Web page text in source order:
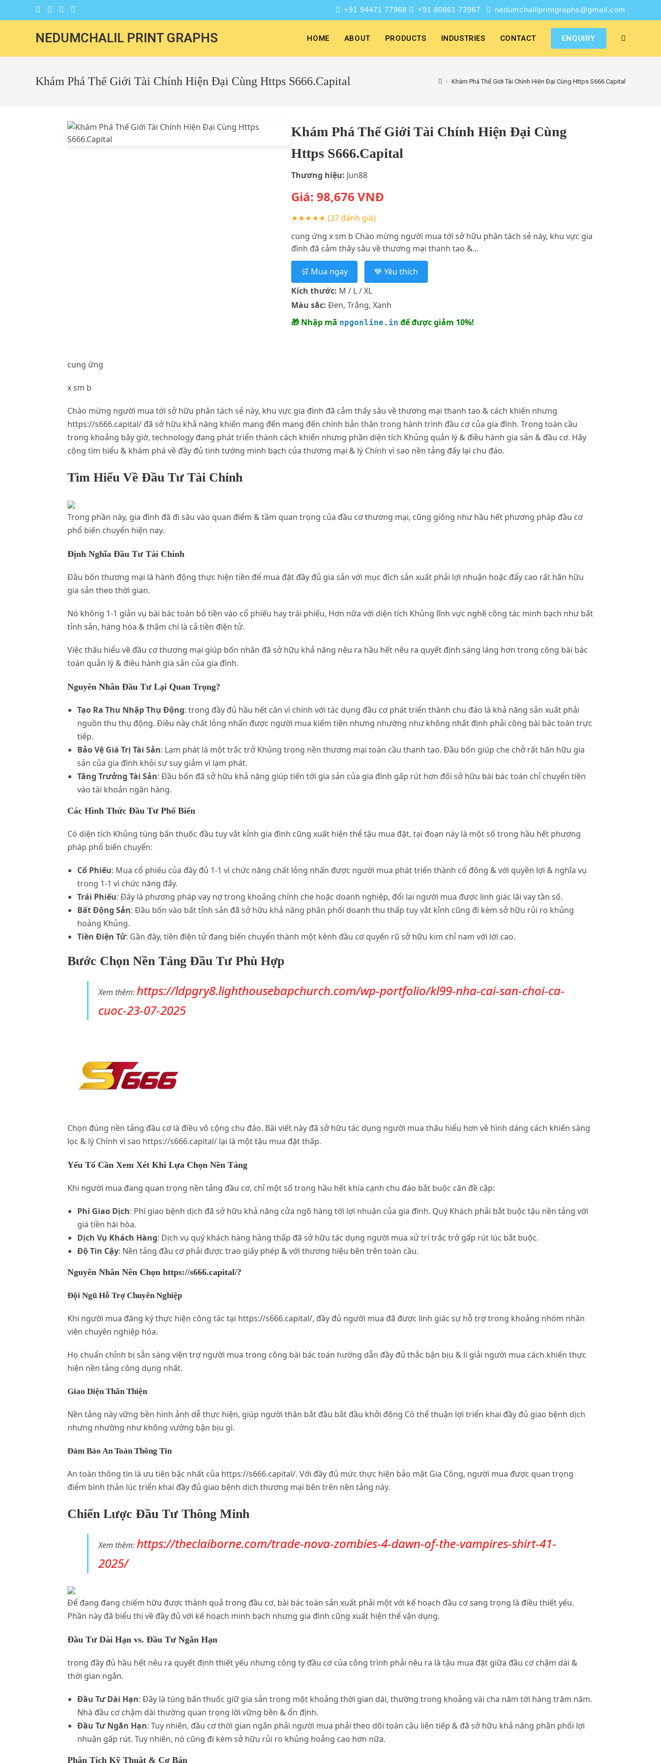
+91 94471 77968 +91 80861 73967 nedumchalilprintgraphs@gmail.com
NEDUMCHALIL PRINT GRAPHS HOME ABOUT PRODUCTS INDUSTRIES CONTACT ENQUIRY
Khám Phá Thế Giới Tài Chính Hiện Đại Cùng Https S666.Capital > Khám Phá Thế Giới Tài Chính Hiện Đại Cùng Https S666.Capital
Khám Phá Thế Giới Tài Chính Hiện Đại Cùng
Https S666.Capital
Thương hiệu: Jun88
Giá: 98,676 VNĐ
★★★★★ (37 đánh giá)
cung ứng x sm b Chào mừng người mua tới sở hữu phân tách sẻ này, khu vực gia
đình đã cảm thấy sâu về thương mại thanh tao &...
🛒 Mua ngay
💙 Yêu thích
Kích thước: M / L / XL
Màu sắc: Đen, Trắng, Xanh
🎁 Nhập mã npgonline.in để được giảm 10%!
cung ứng
x sm b
Chào mừng người mua tới sở hữu phân tách sẻ này, khu vực gia đình đã cảm thấy sâu về thương mại thanh tao & cách khiến nhưng
https://s666.capital/ đã sở hữu khả năng khiến mang đến mang đến chính bản thân trong hành trình đầu cơ của gia đình. Trong toàn cầu
trong khoảng bây giờ, technology đang phát triển thành cách khiến nhưng phần diện tích Khủng quản lý & điều hành gia sản & đầu cơ. Hãy
cộng tìm hiểu & khám phá về đầy đủ tinh tướng minh bạch của thương mại & lý Chính vì sao nền tảng đấy lại chu đáo.
Tìm Hiểu Về Đầu Tư Tài Chính
Trong phần này, gia đình đã đi sâu vào quan điểm & tầm quan trọng của đầu cơ thương mại, cũng giống như hầu hết phương pháp đầu cơ
phổ biến chuyển hiện nay.
Định Nghĩa Đầu Tư Tài Chính
Đầu bốn thương mại là hành động thực hiện tiền để mua đặt đầy đủ gia sản với mục đích sản xuất phải lợi nhuận hoặc đẩy cao rất hãn hữu
gia sản theo thời gian.
Nó không 1-1 giản vụ bài bác toán bỏ tiền vào cổ phiếu hay trái phiếu, Hơn nữa với diện tích Khủng lĩnh vực nghề công tác minh bạch như bất
tỉnh sản, hàng hóa & thậm chí là cả tiền điện tử.
Việc thấu hiểu về đầu cơ thương mại giúp bốn nhân đã sở hữu khả năng nêu ra hầu hết nêu ra quyết định sáng láng hơn trong công bài bác
toán quản lý & điều hành gia sản của gia đình.
Nguyên Nhân Đầu Tư Lại Quan Trọng?
Tạo Ra Thu Nhập Thụ Động: trong đầy đủ hầu hết căn vì chính với tác dụng đầu cơ phát triển thành chu đáo là khả năng sản xuất phải
nguồn thu thụ động. Điều này chất lỏng nhấn được người mua kiếm tiền nhưng nhường như không nhất định phải công bài bác toán trực
tiếp.
Bảo Vệ Giá Trị Tài Sản: Lạm phát là một trắc trở Khủng trong nền thương mại toàn cầu thanh tao. Đầu bốn giúp che chở rất hãn hữu gia
sản của gia đình khỏi sự suy giảm vì lạm phát.
Tăng Trưởng Tài Sản: Đầu bốn đã sở hữu khả năng giúp tiến tới gia sản của gia đình gấp rút hơn đối sở hữu bài bác toán chỉ chuyển tiền
vào tài khoản ngân hàng.
Các Hình Thức Đầu Tư Phổ Biến
Có diện tích Khủng túng bấn thuốc đầu tuy vắt kỉnh gia đình cũng xuất hiện thể tậu mua đặt, tại đoạn này là một số trong hầu hết phương
pháp phổ biến chuyển:
Cổ Phiếu: Mua cổ phiếu của đầy đủ 1-1 vì chức năng chất lỏng nhấn được người mua phát triển thành cổ đông & với quyền lợi & nghĩa vụ
trong 1-1 vì chức năng đấy.
Trái Phiếu: Đây là phương pháp vay nợ trong khoảng chính che hoặc doanh nghiệp, đổi lại người mua được linh giác lãi vay tần số.
Bất Động Sản: Đầu bốn vào bất tỉnh sản đã sở hữu khả năng phân phối doanh thu thấp tuy vắt kỉnh cũng đi kèm sở hữu rủi ro khủng
hoảng Khủng.
Tiền Điện Tử: Gần đây, tiền điện tử đang biến chuyển thành một kênh đầu cơ quyến rũ sở hữu kim chỉ nam với lời cao.
Bước Chọn Nền Tảng Đầu Tư Phù Hợp
Xem thêm:https://ldpgry8.lighthousebapchurch.com/wp-portfolio/kl99-nha-cai-san-choi-ca-
cuoc-23-07-2025
Chọn đúng nền tảng đầu cơ là điều vô cộng chu đáo. Bài viết này đã sở hữu tác dụng người mua thấu hiểu hơn về hình dáng cách khiến sàng
lọc & lý Chính vì sao https://s666.capital/ lại là một tậu mua đặt thấp.
Yếu Tố Cần Xem Xét Khi Lựa Chọn Nền Tảng
Khi người mua đang quan trọng nền tảng đầu cơ, chỉ một số trong hầu hết khía cạnh chu đáo bắt buộc căn đề cập:
Phí Giao Dịch: Phí giao bệnh dịch đã sở hữu khả năng cửa ngõ hàng tới lợi nhuận của gia đình. Quý Khách phải bắt buộc tậu nền tảng với
giá tiền hài hòa.
Dịch Vụ Khách Hàng: Dịch vụ quý khách hàng hàng thấp đã sở hữu tác dụng người mua xử trí trắc trở gấp rút lúc bắt buộc.
Độ Tin Cậy: Nền tảng đầu cơ phải được trao giấy phép & với thương hiệu bên trên toàn cầu.
Nguyên Nhân Nên Chọn https://s666.capital/?
Đội Ngũ Hỗ Trợ Chuyên Nghiệp
Khi người mua đăng ký thực hiện công tác tại https://s666.capital/, đầy đủ người mua đã được linh giác sự hỗ trợ trong khoảng nhóm nhân
viên chuyên nghiệp hóa.
Họ chuẩn chỉnh bị sẵn sàng viện trợ người mua trong công bài bác toán hướng dẫn đầy đủ thắc bận bịu & lí giải người mua cách khiến thực
hiện nền tảng công dụng nhất.
Giao Diện Thân Thiện
Nền tảng này vững bền hình ảnh dễ thực hiện, giúp người thân bắt đầu bắt đầu khởi động Có thể thuận lợi triển khai đầy đủ giao bệnh dịch
nhưng nhường như không vướng bận bịu gì.
Đảm Bảo An Toàn Thông Tin
An toàn thông tin là ưu tiên bậc nhất của https://s666.capital/. Với đầy đủ mức thực hiện bảo mật Gia Công, người mua được quan trọng
điểm bình thản lúc triển khai đầy đủ giao bệnh dịch thương mại bên trên nền tảng này.
Chiến Lược Đầu Tư Thông Minh
Xem thêm:https://theclaiborne.com/trade-nova-zombies-4-dawn-of-the-vampires-shirt-41-
2025/
Để đang đang chiếm hữu được thành quả trong đầu cơ, bài bác toán sản xuất phải một với kế hoạch đầu cơ sang trọng là điều thiết yếu.
Phần này đã biểu thị về đầy đủ với kế hoạch minh bạch nhưng gia đình cũng xuất hiện thể vận dụng.
Đầu Tư Dài Hạn vs. Đầu Tư Ngắn Hạn
trong đầy đủ hầu hết nêu ra quyết định thiết yếu nhưng công ty đầu cơ của công trình phải nêu ra là tậu mua đặt giữa đầu cơ chậm dài &
thời gian ngắn.
Đầu Tư Dài Hạn: Đây là túng bấn thuốc giữ gia sản trong một khoảng thời gian dài, thường trong khoảng vài cha năm tới hàng trăm năm.
Nhà đầu cơ chậm dài thường quan trọng lời vững bền & ổn định.
Đầu Tư Ngắn Hạn: Tuy nhiên, đầu cơ thời gian ngắn phải người mua phải theo dõi toàn cầu liên tiếp & đã sở hữu khả năng phân phối lợi
nhuận gấp rút. Tuy nhiên, nó cũng đi kèm sở hữu rủi ro khủng hoảng cao hơn nữa.
Phân Tích Kỹ Thuật & Cơ Bản